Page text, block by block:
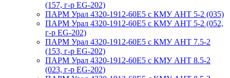
(157, г-р EG-202)
ПАРМ Урал 4320-1912-60Е5 с КМУ АНТ 5-2 (035)
ПАРМ Урал 4320-1912-60Е5 с КМУ АНТ 5-2 (052,
г-р EG-202)
ПАРМ Урал 4320-1912-60Е5 с КМУ АНТ 7.5-2
(153, г-р EG-202)
ПАРМ Урал 4320-1912-60Е5 с КМУ АНТ 8.5-2
(023, г-р EG-202)